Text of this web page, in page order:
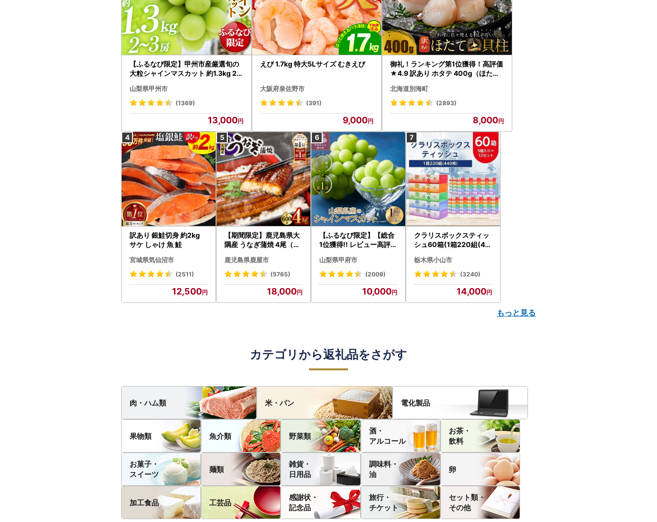
【ふるなび限定】甲州市産厳選旬の
大粒シャインマスカット 約1.3kg 2
472 FN-Limited-VO シャインマス
カット フルーツ
山梨県甲州市
(1369)
13,000
えび 1.7kg 特大5Lサイズ むきえび
大阪府泉佐野市
(391)
9,000
御礼！ランキング第1位獲得！高評価
★4.9 訳あり ホタテ 400g（ほたて
北海道別海町
(2893)
8,000
訳あり 銀鮭切身 約2kg
サケ しゃけ 魚 鮭
宮城県気仙沼市
(2511)
12,500
【期間限定】鹿児島県大
隅産 うなぎ蒲焼 4尾（60
cp18 うなぎ 鰻 魚 惣菜 総
菜
鹿児島県鹿屋市
(5765)
18,000
【ふるなび限定】【総合
1位獲得!! レビュー高評価
〉山梨県産 シャインマス
カット 2～3房（1.0kg以
N-Limited-SP
山梨県甲府市
(2009)
10,000
クラリスボックスティッ
シュ60箱(1箱220組(44
ト)【配送不可地域：離島
・沖縄県】【1256759】
栃木県小山市
(3240)
14,000
もっと見る
カテゴリから返礼品をさがす
肉・ハム類 米・パン 電化製品
果物類 魚介類 野菜類
酒・
アルコール
お茶・
飲料
お菓子・
スイーツ
麺類
雑貨・
日用品
調味料・
油
卵
加工食品 工芸品
感謝状・
記念品
旅行・
チケット
セット類・
その他